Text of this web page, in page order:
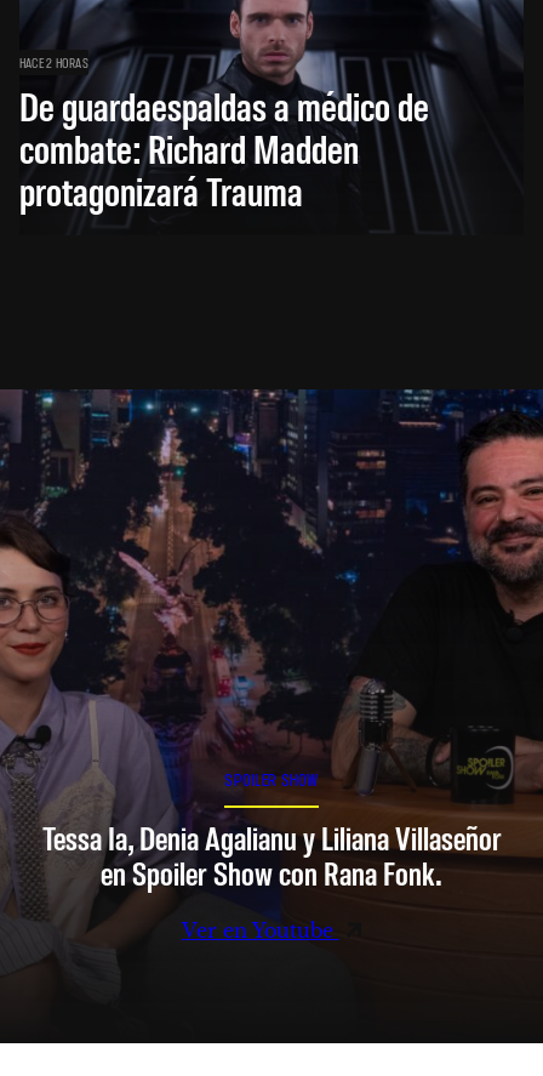
HACE 2 HORAS
De guardaespaldas a médico de
combate: Richard Madden
protagonizará Trauma
SPOILER SHOW
Tessa Ia, Denia Agalianu y Liliana Villaseñor
en Spoiler Show con Rana Fonk.
Ver en Youtube